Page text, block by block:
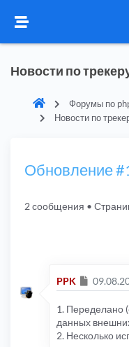
Новости по
Форумы по
Новости по
Обновление
2 сообщения •
PPK
1. Переделано
данных
2. Несколько